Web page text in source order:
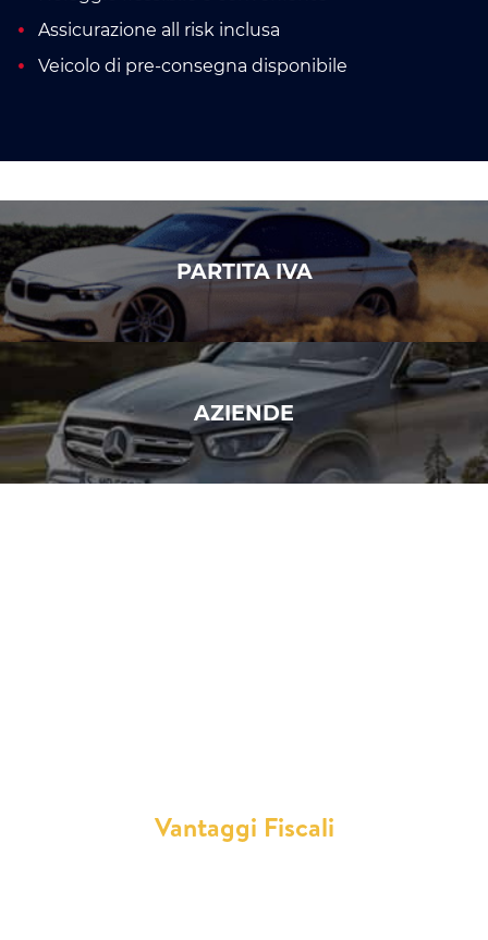
Assicurazione all risk inclusa
Veicolo di pre-consegna disponibile
PARTITA IVA
AZIENDE
Vantaggi Fiscali